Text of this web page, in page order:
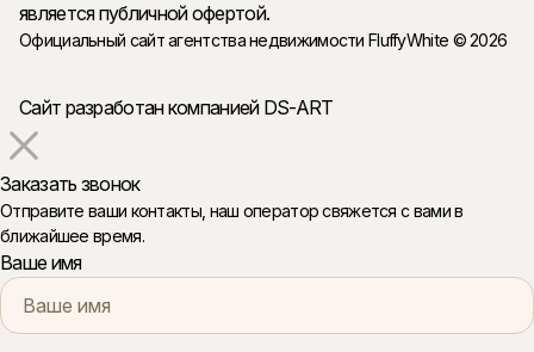
является публичной офертой.
Официальный сайт агентства недвижимости FluffyWhite © 2026
Сайт разработан компанией DS-ART
Заказать звонок
Отправите ваши контакты, наш оператор свяжется с вами в
ближайшее время.
Ваше имя